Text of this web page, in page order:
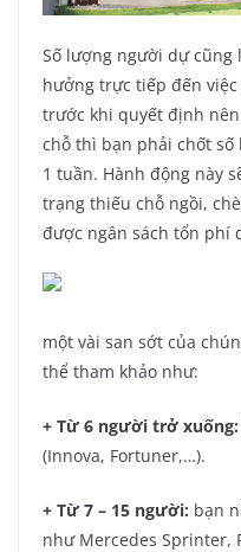
Số lượng người dự
hưởng trực tiếp đến
trước khi quyết định
chỗ thì bạn phải chốt
1 tuần. Hành động này
trạng thiếu chỗ ngồi,
được ngân sách tổn phí
một vài san sớt của
thể tham khảo như:
+ Từ 6 người trở xuống:
(Innova, Fortuner,…).
+ Từ 7 – 15 người: bạn
như Mercedes Sprinter,